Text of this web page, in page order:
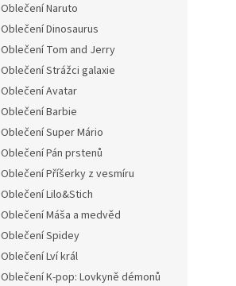
Oblečení Naruto
Oblečení Dinosaurus
Oblečení Tom and Jerry
Oblečení Strážci galaxie
Oblečení Avatar
Oblečení Barbie
Oblečení Super Mário
Oblečení Pán prstenů
Oblečení Příšerky z vesmíru
Oblečení Lilo&Stich
Oblečení Máša a medvěd
Oblečení Spidey
Oblečení Lví král
Oblečení K-pop: Lovkyně démonů